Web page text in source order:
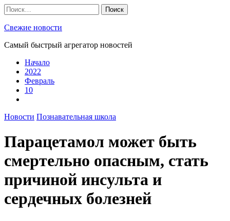
Skip
to
content
Найти:
Свежие новости
Самый быстрый агрегатор новостей
Начало
2022
Февраль
10
Новости Познавательная школа
Парацетамол может быть
смертельно опасным, стать
причиной инсульта и
сердечных болезней